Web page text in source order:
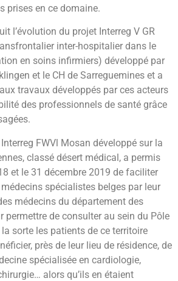
prises en ce domaine.
l’évolution du projet Interreg V GR
inter-hospitalier dans le
en soins infirmiers) développé par
et le CH de Sarreguemines et a
travaux développés par ces acteurs
des professionnels de santé grâce
FWVl Mosan développé sur la
classé désert médical, a permis
et le 31 décembre 2019 de faciliter
spécialistes belges par leur
médecins du département des
permettre de consulter au sein du Pôle
sorte les patients de ce territoire
près de leur lieu de résidence, de
spécialisée en cardiologie,
alors qu’ils en étaient